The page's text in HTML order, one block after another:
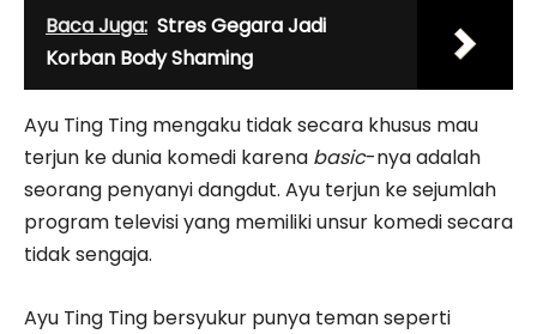
Baca Juga: Stres Gegara Jadi
Korban Body Shaming
Ayu Ting Ting mengaku tidak secara khusus mau
terjun ke dunia komedi karena basic-nya adalah
seorang penyanyi dangdut. Ayu terjun ke sejumlah
program televisi yang memiliki unsur komedi secara
tidak sengaja.
Ayu Ting Ting bersyukur punya teman seperti